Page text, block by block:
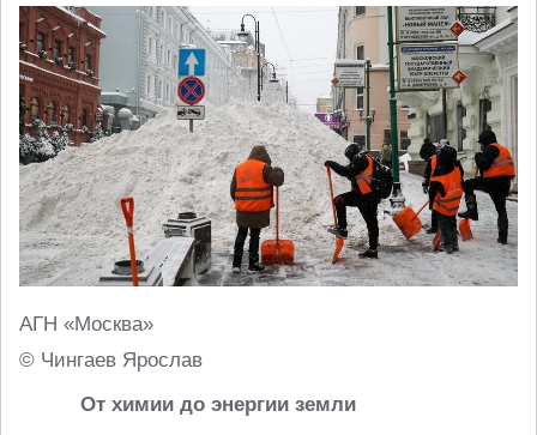
АГН «Москва»
© Чингаев Ярослав
От химии до энергии земли